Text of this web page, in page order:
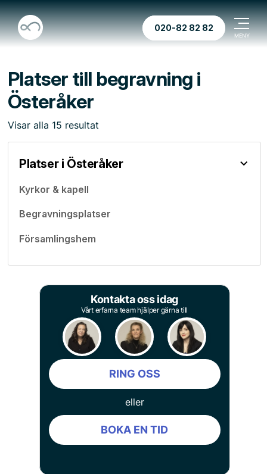
020-82 82 82
Platser till begravning i
Österåker
Visar alla 15 resultat
Platser i Österåker
Kyrkor & kapell
Begravningsplatser
Församlingshem
Kontakta oss idag
Vårt erfarna team hjälper gärna till
RING OSS
eller
BOKA EN TID